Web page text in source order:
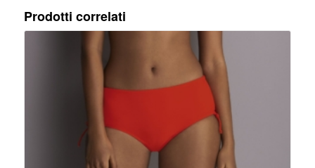
Prodotti correlati